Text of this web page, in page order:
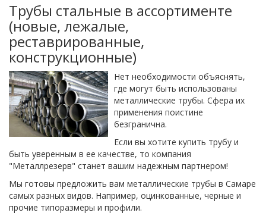
Трубы стальные в ассортименте
(новые, лежалые,
реставрированные,
конструкционные)
Нет необходимости объяснять,
где могут быть использованы
металлические трубы. Сфера их
применения поистине
безгранична.
Если вы хотите купить трубу и
быть уверенным в ее качестве, то компания
"Металлрезерв" станет вашим надежным партнером!
Мы готовы предложить вам металлические трубы в Самаре
самых разных видов. Например, оцинкованные, черные и
прочие типоразмеры и профили.